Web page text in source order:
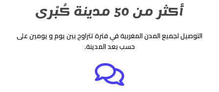
أكثر من 50 مدينة كُبْرى
التوصيل لجميع المدن المغربية في فترة تتراوح بين يوم و يومين على
حسب بعد المدينة.